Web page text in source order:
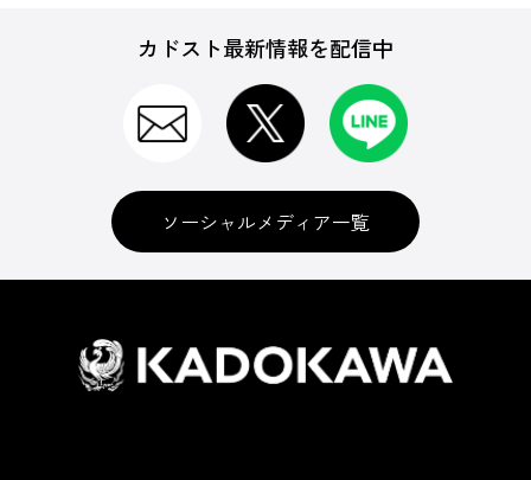
カドスト最新情報を配信中
ソーシャルメディア一覧